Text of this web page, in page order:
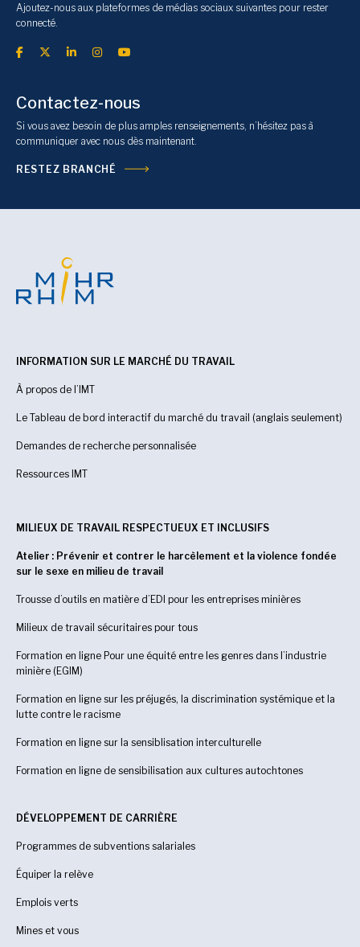
Ajoutez-nous aux plateformes de médias sociaux suivantes pour rester
connecté.
Contactez-nous
Si vous avez besoin de plus amples renseignements, n’hésitez pas à
communiquer avec nous dès maintenant.
RESTEZ BRANCHÉ
INFORMATION SUR LE MARCHÉ DU TRAVAIL
À propos de l’IMT
Le Tableau de bord interactif du marché du travail (anglais seulement)
Demandes de recherche personnalisée
Ressources IMT
MILIEUX DE TRAVAIL RESPECTUEUX ET INCLUSIFS
Atelier : Prévenir et contrer le harcèlement et la violence fondée
sur le sexe en milieu de travail
Trousse d’outils en matière d’EDI pour les entreprises minières
Milieux de travail sécuritaires pour tous
Formation en ligne Pour une équité entre les genres dans l’industrie
minière (EGIM)
Formation en ligne sur les préjugés, la discrimination systémique et la
lutte contre le racisme
Formation en ligne sur la sensiblisation interculturelle
Formation en ligne de sensibilisation aux cultures autochtones
DÉVELOPPEMENT DE CARRIÈRE
Programmes de subventions salariales
Équiper la relève
Emplois verts
Mines et vous